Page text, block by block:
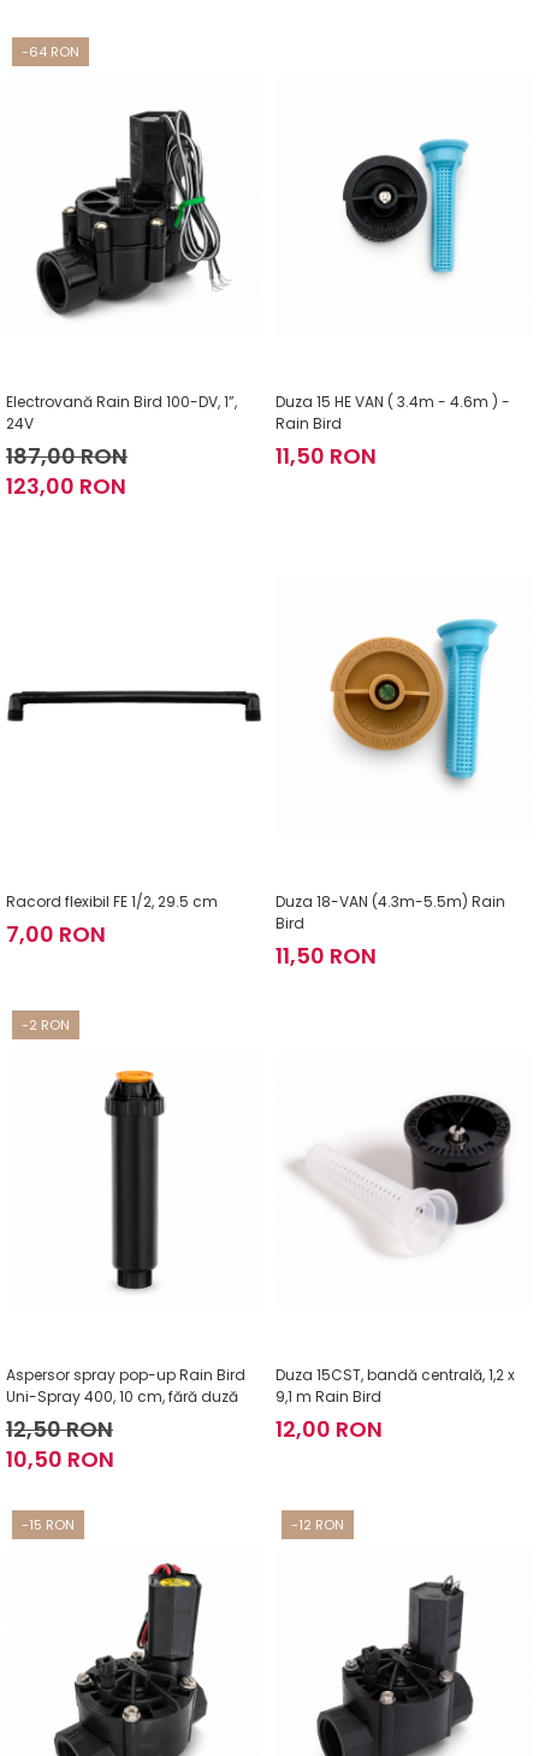
-64 RON
Electrovană Rain Bird 100-DV, 1”,
24V
187,00 RON
123,00 RON
Duza 15 HE VAN ( 3.4m - 4.6m ) -
Rain Bird
11,50 RON
Racord flexibil FE 1/2, 29.5 cm
7,00 RON
Duza 18-VAN (4.3m-5.5m) Rain
Bird
11,50 RON
-2 RON
Aspersor spray pop-up Rain Bird
Uni-Spray 400, 10 cm, fără duză
12,50 RON
10,50 RON
Duza 15CST, bandă centrală, 1,2 x
9,1 m Rain Bird
12,00 RON
-15 RON -12 RON